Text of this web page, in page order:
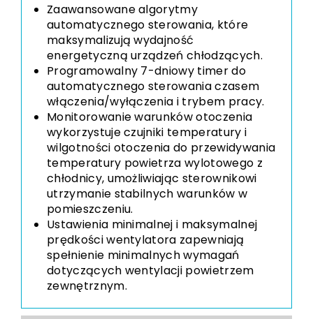
Zaawansowane algorytmy
automatycznego sterowania, które
maksymalizują wydajność
energetyczną urządzeń chłodzących.
Programowalny 7-dniowy timer do
automatycznego sterowania czasem
włączenia/wyłączenia i trybem pracy.
Monitorowanie warunków otoczenia
wykorzystuje czujniki temperatury i
wilgotności otoczenia do przewidywania
temperatury powietrza wylotowego z
chłodnicy, umożliwiając sterownikowi
utrzymanie stabilnych warunków w
pomieszczeniu.
Ustawienia minimalnej i maksymalnej
prędkości wentylatora zapewniają
spełnienie minimalnych wymagań
dotyczących wentylacji powietrzem
zewnętrznym.